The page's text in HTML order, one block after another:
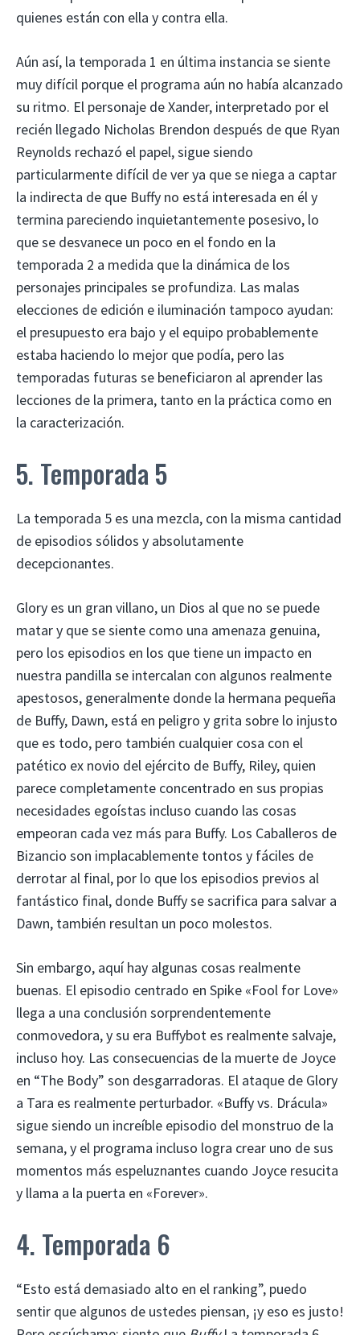
quienes están con ella y contra ella.
Aún así, la temporada 1 en última instancia se siente
muy difícil porque el programa aún no había alcanzado
su ritmo. El personaje de Xander, interpretado por el
recién llegado Nicholas Brendon después de que Ryan
Reynolds rechazó el papel, sigue siendo
particularmente difícil de ver ya que se niega a captar
la indirecta de que Buffy no está interesada en él y
termina pareciendo inquietantemente posesivo, lo
que se desvanece un poco en el fondo en la
temporada 2 a medida que la dinámica de los
personajes principales se profundiza. Las malas
elecciones de edición e iluminación tampoco ayudan:
el presupuesto era bajo y el equipo probablemente
estaba haciendo lo mejor que podía, pero las
temporadas futuras se beneficiaron al aprender las
lecciones de la primera, tanto en la práctica como en
la caracterización.
5. Temporada 5
La temporada 5 es una mezcla, con la misma cantidad
de episodios sólidos y absolutamente
decepcionantes.
Glory es un gran villano, un Dios al que no se puede
matar y que se siente como una amenaza genuina,
pero los episodios en los que tiene un impacto en
nuestra pandilla se intercalan con algunos realmente
apestosos, generalmente donde la hermana pequeña
de Buffy, Dawn, está en peligro y grita sobre lo injusto
que es todo, pero también cualquier cosa con el
patético ex novio del ejército de Buffy, Riley, quien
parece completamente concentrado en sus propias
necesidades egoístas incluso cuando las cosas
empeoran cada vez más para Buffy. Los Caballeros de
Bizancio son implacablemente tontos y fáciles de
derrotar al final, por lo que los episodios previos al
fantástico final, donde Buffy se sacrifica para salvar a
Dawn, también resultan un poco molestos.
Sin embargo, aquí hay algunas cosas realmente
buenas. El episodio centrado en Spike «Fool for Love»
llega a una conclusión sorprendentemente
conmovedora, y su era Buffybot es realmente salvaje,
incluso hoy. Las consecuencias de la muerte de Joyce
en “The Body” son desgarradoras. El ataque de Glory
a Tara es realmente perturbador. «Buffy vs. Drácula»
sigue siendo un increíble episodio del monstruo de la
semana, y el programa incluso logra crear uno de sus
momentos más espeluznantes cuando Joyce resucita
y llama a la puerta en «Forever».
4. Temporada 6
“Esto está demasiado alto en el ranking”, puedo
sentir que algunos de ustedes piensan, ¡y eso es justo!